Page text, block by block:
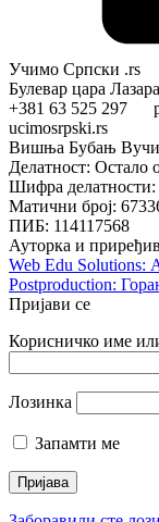
Учимо Српски .rs
Булевар цара
+381 63 525 297
ucimosrpski.rs
Вишња Бубањ
Делатност: Остало
Шифра делатности:
Матични број:
ПИБ: 114117568
Ауторка и
Web Edu Solutions:
Postproduction:
Пријави се
Корисничко име
Лозинка
Запамти ме